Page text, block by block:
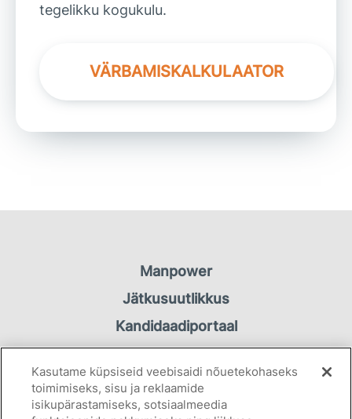
tegelikku kogukulu.
VÄRBAMISKALKULAATOR
Manpower
Jätkusuutlikkus
Kandidaadiportaal
Töötaja portaal
Kontakt
Kasutame küpsiseid veebisaidi nõuetekohaseks
toimimiseks, sisu ja reklaamide
isikupärastamiseks, sotsiaalmeedia